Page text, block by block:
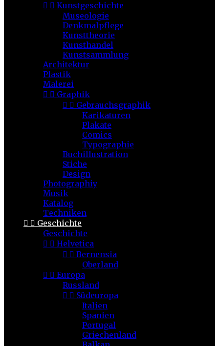
  Kunstgeschichte
Museologie
Denkmalpflege
Kunsttheorie
Kunsthandel
Kunstsammlung
Architektur
Plastik
Malerei
  Graphik
  Gebrauchsgraphik
Karikaturen
Plakate
Comics
Typographie
Buchillustration
Stiche
Design
Photographiy
Musik
Katalog
Techniken
  Geschichte
Geschichte
  Helvetica
  Bernensia
Oberland
  Europa
Russland
  Südeuropa
Italien
Spanien
Portugal
Griechenland